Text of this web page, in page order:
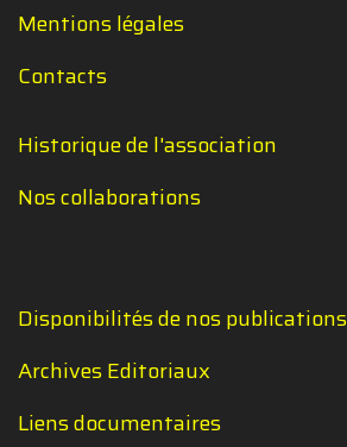
Mentions légales
Contacts
Historique de l'association
Nos collaborations
Disponibilités de nos publications
Archives Editoriaux
Liens documentaires